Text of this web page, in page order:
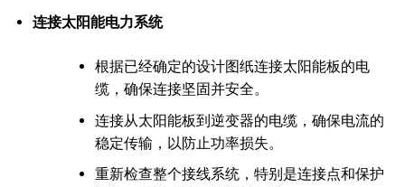
连接太阳能电力系统
根据已经确定的设计图纸连接太阳能板的电
缆，确保连接坚固并安全。
连接从太阳能板到逆变器的电缆，确保电流的
稳定传输，以防止功率损失。
重新检查整个接线系统，特别是连接点和保护